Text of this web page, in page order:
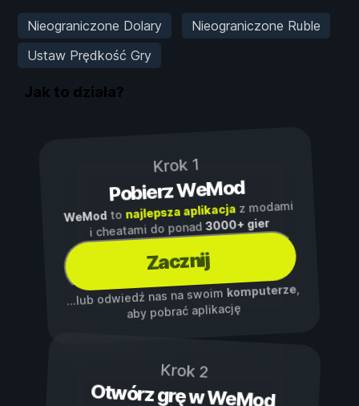
Nieograniczone Dolary
Nieograniczone Ruble
Ustaw Prędkość Gry
Jak to działa?
Krok 1
Pobierz WeMod
WeModto najlepsza aplikacjaz modami
i cheatami do ponad3000+ gier
Zacznij
...lub odwiedź nas na swoim komputerze,
aby pobrać aplikację
Krok 2
Otwórz grę w WeMod